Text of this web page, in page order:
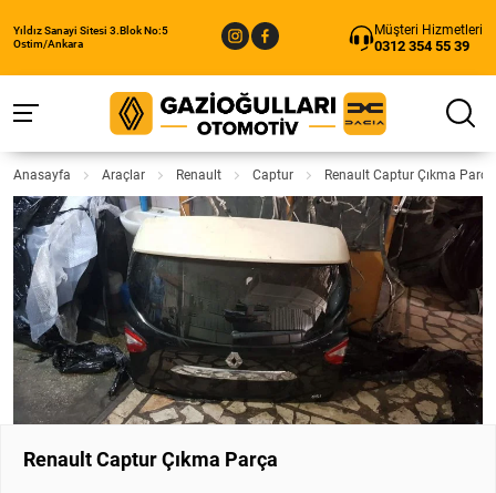
Yıldız Sanayi Sitesi 3.Blok No:5
Ostim/Ankara
Müşteri Hizmetleri
0312 354 55 39
Anasayfa Araçlar Renault Captur Renault Captur Çıkma Parça
Renault Captur Çıkma Parça